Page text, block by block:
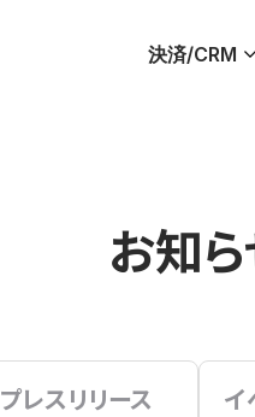
決済/CRM
お知
プレスリリース イ